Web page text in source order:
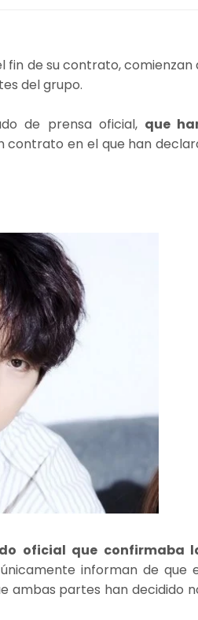
fin de su contrato, comienzan
del grupo.
de prensa oficial, que
contrato en el que han
oficial que confirmaba
informan de que
ambas partes han decidido